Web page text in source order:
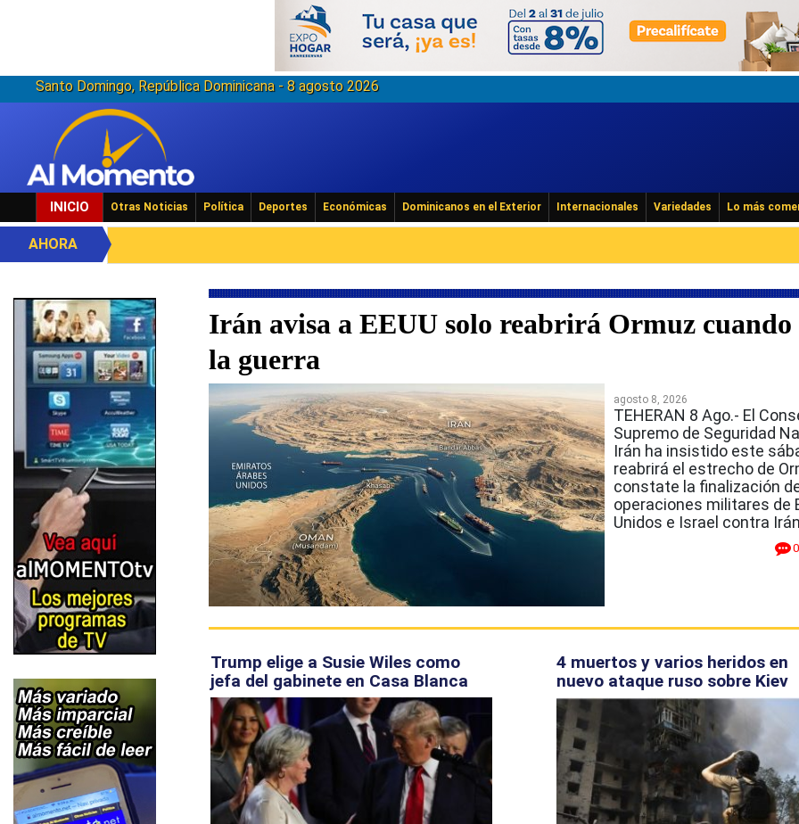
Santo Domingo, República Dominicana - 8 agosto 2026
INICIO Otras Noticias Política Deportes Económicas Dominicanos en el Exterior Internacionales Variedades Lo más
AHORA
Irán avisa a EEUU solo reabrirá Ormuz cuando
la guerra
agosto 8, 2026
TEHERAN 8 Ago.- El
Supremo de Seguridad
Irán ha insistido este
reabrirá el estrecho de
constate la finalización
operaciones militares de
Unidos e Israel contra
Trump elige a Susie Wiles como
jefa del gabinete en Casa Blanca
4 muertos y varios heridos en
nuevo ataque ruso sobre Kiev